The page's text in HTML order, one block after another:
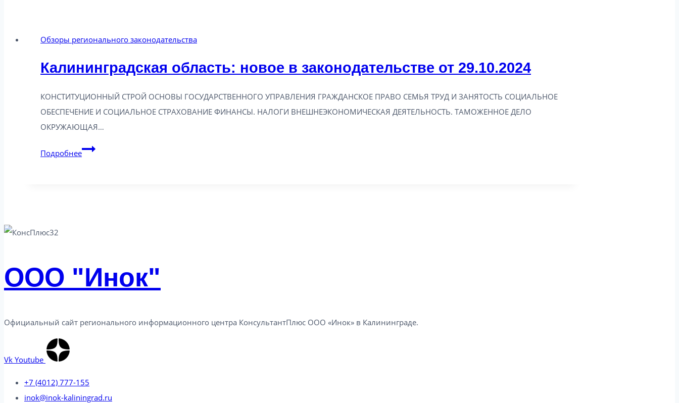
Обзоры регионального законодательства
Калининградская область: новое в законодательстве от 29.10.2024
КОНСТИТУЦИОННЫЙ СТРОЙ ОСНОВЫ ГОСУДАРСТВЕННОГО УПРАВЛЕНИЯ ГРАЖДАНСКОЕ ПРАВО СЕМЬЯ ТРУД И ЗАНЯТОСТЬ СОЦИАЛЬНОЕ
ОБЕСПЕЧЕНИЕ И СОЦИАЛЬНОЕ СТРАХОВАНИЕ ФИНАНСЫ. НАЛОГИ ВНЕШНЕЭКОНОМИЧЕСКАЯ ДЕЯТЕЛЬНОСТЬ. ТАМОЖЕННОЕ ДЕЛО
ОКРУЖАЮЩАЯ…
ПодробнееКалининградская
ООО "Инок"
Официальный сайт регионального информационного центра КонсультантПлюс ООО «Инок» в Калининграде​.
Vk Youtube
+7 (4012) 777-155
inok@inok-kaliningrad.ru